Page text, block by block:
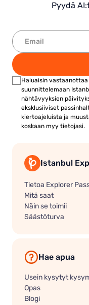
Pyydä
Haluaisin
suunnittelemaan
nähtävyyksien
eksklusiiviset
kiertoajeluista ja
koskaan myy tietojasi.
Istanbul
Tietoa Explorer
Mitä saat
Näin se toimii
Säästöturva
Hae apua
Usein kysytyt
Opas
Blogi